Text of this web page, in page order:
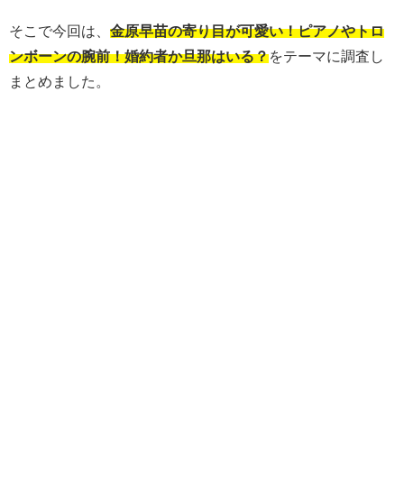
そこで今回は、 金原早苗の寄り目が可愛い！ピアノやトロ
ンボーンの腕前！婚約者か旦那はいる？をテーマに調査し
まとめました。